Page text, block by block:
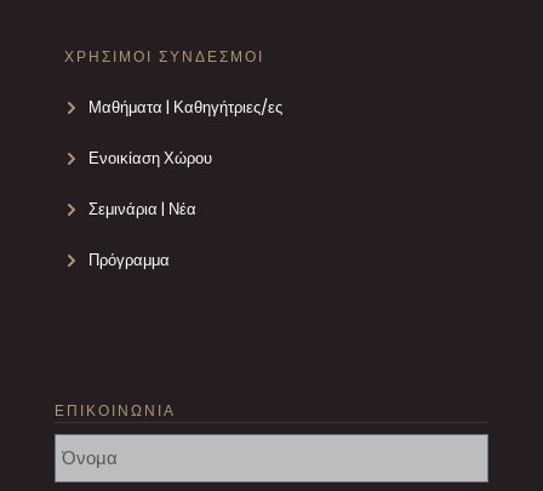
ΧΡΗΣΙΜΟΙ ΣΥΝΔΕΣΜΟΙ
Μαθήματα | Καθηγήτριες/ες
Ενοικίαση Χώρου
Σεμινάρια | Νέα
Πρόγραμμα
ΕΠΙΚΟΙΝΩΝΙΑ